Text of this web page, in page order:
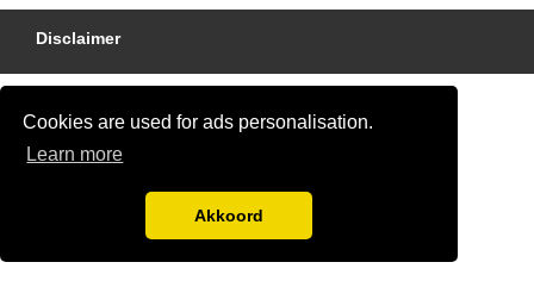
Cookies are used for ads personalisation.
Learn more
Akkoord
Disclaimer